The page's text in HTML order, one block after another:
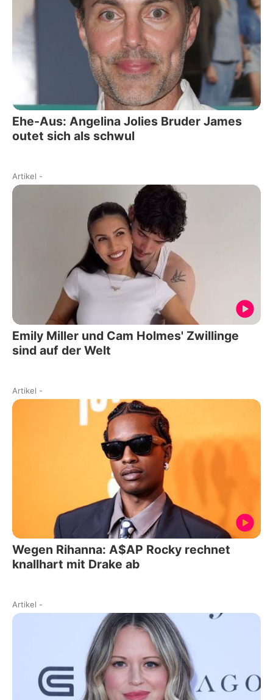
Ehe-Aus: Angelina Jolies Bruder James
outet sich als schwul
Artikel -
Emily Miller und Cam Holmes' Zwillinge
sind auf der Welt
Artikel -
Wegen Rihanna: A$AP Rocky rechnet
knallhart mit Drake ab
Artikel -